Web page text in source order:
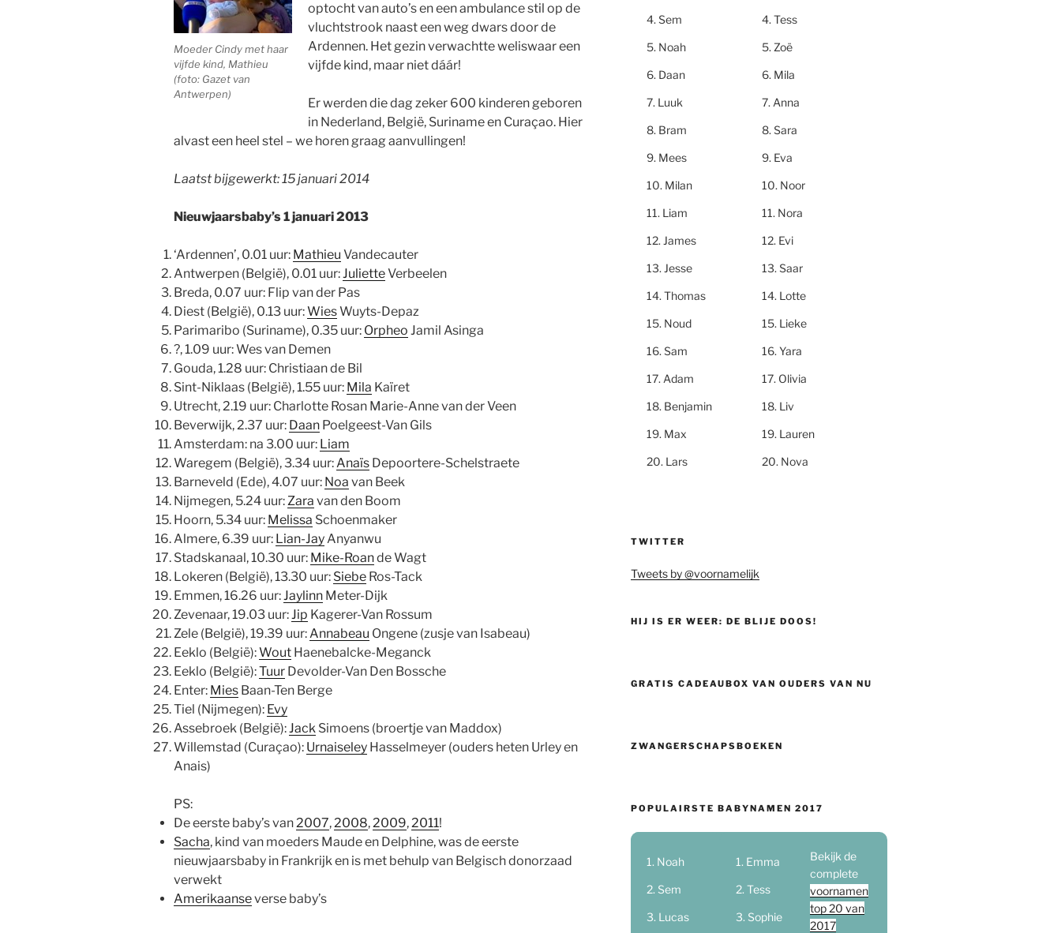
Moeder Cindy met haar
vijfde kind, Mathieu
(foto: Gazet van
Antwerpen)
optocht van auto’s en een ambulance stil op de
vluchtstrook naast een weg dwars door de
Ardennen. Het gezin verwachtte weliswaar een
vijfde kind, maar niet dáár!
Er werden die dag zeker 600 kinderen geboren
in Nederland, België, Suriname en Curaçao. Hier
alvast een heel stel – we horen graag aanvullingen!
Laatst bijgewerkt: 15 januari 2014
Nieuwjaarsbaby’s 1 januari 2013
‘Ardennen’, 0.01 uur: Mathieu Vandecauter
Antwerpen (België), 0.01 uur:JulietteVerbeelen
Breda, 0.07 uur: Flip van der Pas
Diest (België), 0.13 uur:WiesWuyts-Depaz
Parimaribo (Suriname), 0.35 uur: Orpheo Jamil Asinga
?, 1.09 uur: Wes van Demen
Gouda, 1.28 uur: Christiaan de Bil
Sint-Niklaas (België), 1.55 uur: Mila Kaïret
Utrecht, 2.19 uur: Charlotte Rosan Marie-Anne van der Veen
Beverwijk, 2.37 uur: Daan Poelgeest-Van Gils
Amsterdam: na 3.00 uur: Liam
Waregem (België), 3.34 uur:Anaïs Depoortere-Schelstraete
Barneveld (Ede), 4.07 uur: Noa van Beek
Nijmegen, 5.24 uur:Zara van den Boom
Hoorn, 5.34 uur: Melissa Schoenmaker
Almere, 6.39 uur: Lian-JayAnyanwu
Stadskanaal, 10.30 uur: Mike-Roande Wagt
Lokeren (België), 13.30 uur: Siebe Ros-Tack
Emmen, 16.26 uur:Jaylinn Meter-Dijk
Zevenaar, 19.03 uur:Jip Kagerer-Van Rossum
Zele (België), 19.39 uur:Annabeau Ongene (zusje van Isabeau)
Eeklo (België):Wout Haenebalcke-Meganck
Eeklo (België):Tuur Devolder-Van Den Bossche
Enter: Mies Baan-Ten Berge
Tiel (Nijmegen): Evy
Assebroek (België):Jack Simoens (broertje van Maddox)
Willemstad (Curaçao): Urnaiseley Hasselmeyer (ouders heten Urley en
Anais)
PS:
De eerste baby’s van2007,2008,2009,2011!
Sacha, kind van moeders Maude en Delphine, was de eerste
nieuwjaarsbaby in Frankrijk en is met behulp van Belgisch donorzaad
verwekt
Amerikaanseverse baby’s
Sem
Noah
Daan
Luuk
Bram
Mees
Milan
Liam
James
Jesse
Thomas
Noud
Sam
Adam
Benjamin
Max
Lars
Tess
Zoë
Mila
Anna
Sara
Eva
Noor
Nora
Evi
Saar
Lotte
Lieke
Yara
Olivia
Liv
Lauren
Nova
TWITTER
Tweets by @voornamelijk
HIJ IS ER WEER: DE BLIJE DOOS!
GRATIS CADEAUBOX VAN OUDERS VAN NU
ZWANGERSCHAPSBOEKEN
POPULAIRSTE BABYNAMEN 2017
Noah
Sem
Lucas
Emma
Tess
Sophie
Bekijk de
complete
voornamen
top 20 van
2017